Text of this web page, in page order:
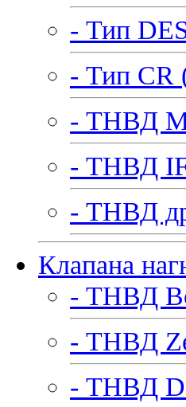
- Тип
- Тип CR
- ТНВД
- ТНВД
- ТНВД
Клапана
- ТНВД
- ТНВД
- ТНВД